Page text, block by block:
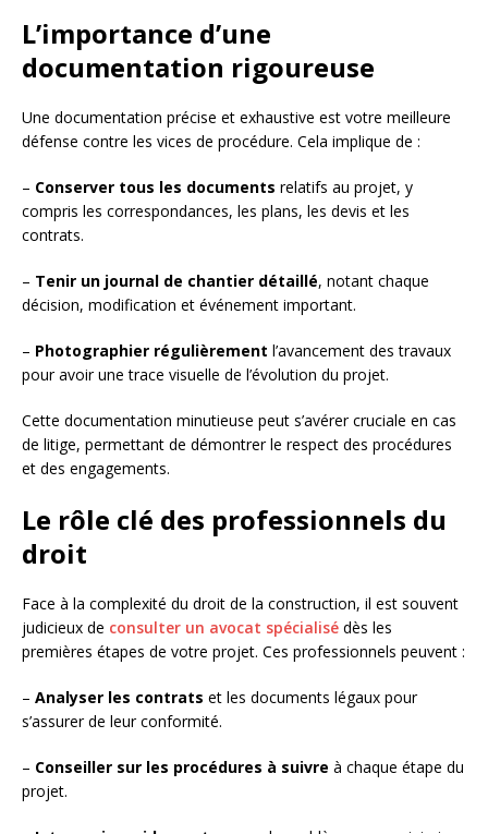
L’importance d’une
documentation rigoureuse
Une documentation précise et exhaustive est votre meilleure
défense contre les vices de procédure. Cela implique de :
– Conserver tous les documents relatifs au projet, y
compris les correspondances, les plans, les devis et les
contrats.
– Tenir un journal de chantier détaillé, notant chaque
décision, modification et événement important.
– Photographier régulièrement l’avancement des travaux
pour avoir une trace visuelle de l’évolution du projet.
Cette documentation minutieuse peut s’avérer cruciale en cas
de litige, permettant de démontrer le respect des procédures
et des engagements.
Le rôle clé des professionnels du
droit
Face à la complexité du droit de la construction, il est souvent
judicieux de consulter un avocat spécialisé dès les
premières étapes de votre projet. Ces professionnels peuvent :
– Analyser les contrats et les documents légaux pour
s’assurer de leur conformité.
– Conseiller sur les procédures à suivre à chaque étape du
projet.